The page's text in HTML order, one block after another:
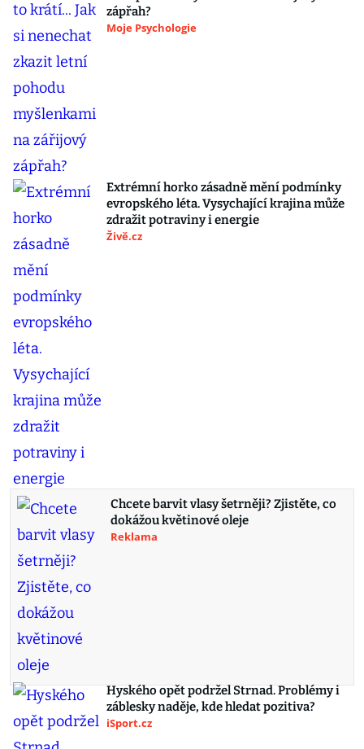
zápřah?
Moje Psychologie
Extrémní horko zásadně mění podmínky
evropského léta. Vysychající krajina může
zdražit potraviny i energie
Živě.cz
Chcete barvit vlasy šetrněji? Zjistěte, co
dokážou květinové oleje
Reklama
Hyského opět podržel Strnad. Problémy i
záblesky naděje, kde hledat pozitiva?
iSport.cz